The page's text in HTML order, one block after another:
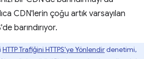
CDN'lerin çoğu artık varsayılan
barındırıyor.
HTTP Trafiğini HTTPS'ye Yönlendirdenetimi,